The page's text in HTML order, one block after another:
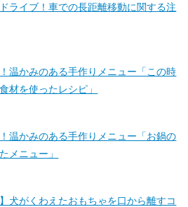
ライブ！車での長距離移動に関する注
温かみのある手作りメニュー「この時
材を使ったレシピ」
温かみのある手作りメニュー「お鍋の
メニュー」
】犬がくわえたおもちゃを口から離すコ